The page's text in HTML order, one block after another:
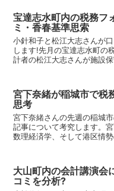
宝達志水町内の税務フ
ミ・香春基準思索
小針和子と松江大志さんが
します!先月の宝達志水町の
計者の松江大志さんが施設
宮下奈緒が稲城市で税
思考
宮下奈緒さんの先週の稲城
記事について考究します。
数理経済学、そして港区情
大山町内の会計講演会
コミを分析?